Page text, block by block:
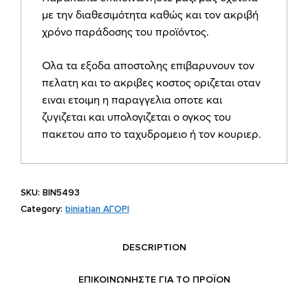
με την διαθεσιμότητα καθώς και τον ακριβή
χρόνο παράδοσης του προϊόντος.
Ολα τα εξοδα αποστολης επιβαρυνουν τον
πελατη και το ακριβες κοστος οριζεται οταν
ειναι ετοιμη η παραγγελια οποτε και
ζυγιζεται και υπολογιζεται ο ογκος του
πακετου απο το ταχυδρομειο ή τον κουριερ.
SKU: BIN5493
Category: biniatian ΑΓΟΡΙ
DESCRIPTION
ΕΠΙΚΟΙΝΩΝΗΣΤΕ ΓΙΑ ΤΟ ΠΡΟΪOΝ